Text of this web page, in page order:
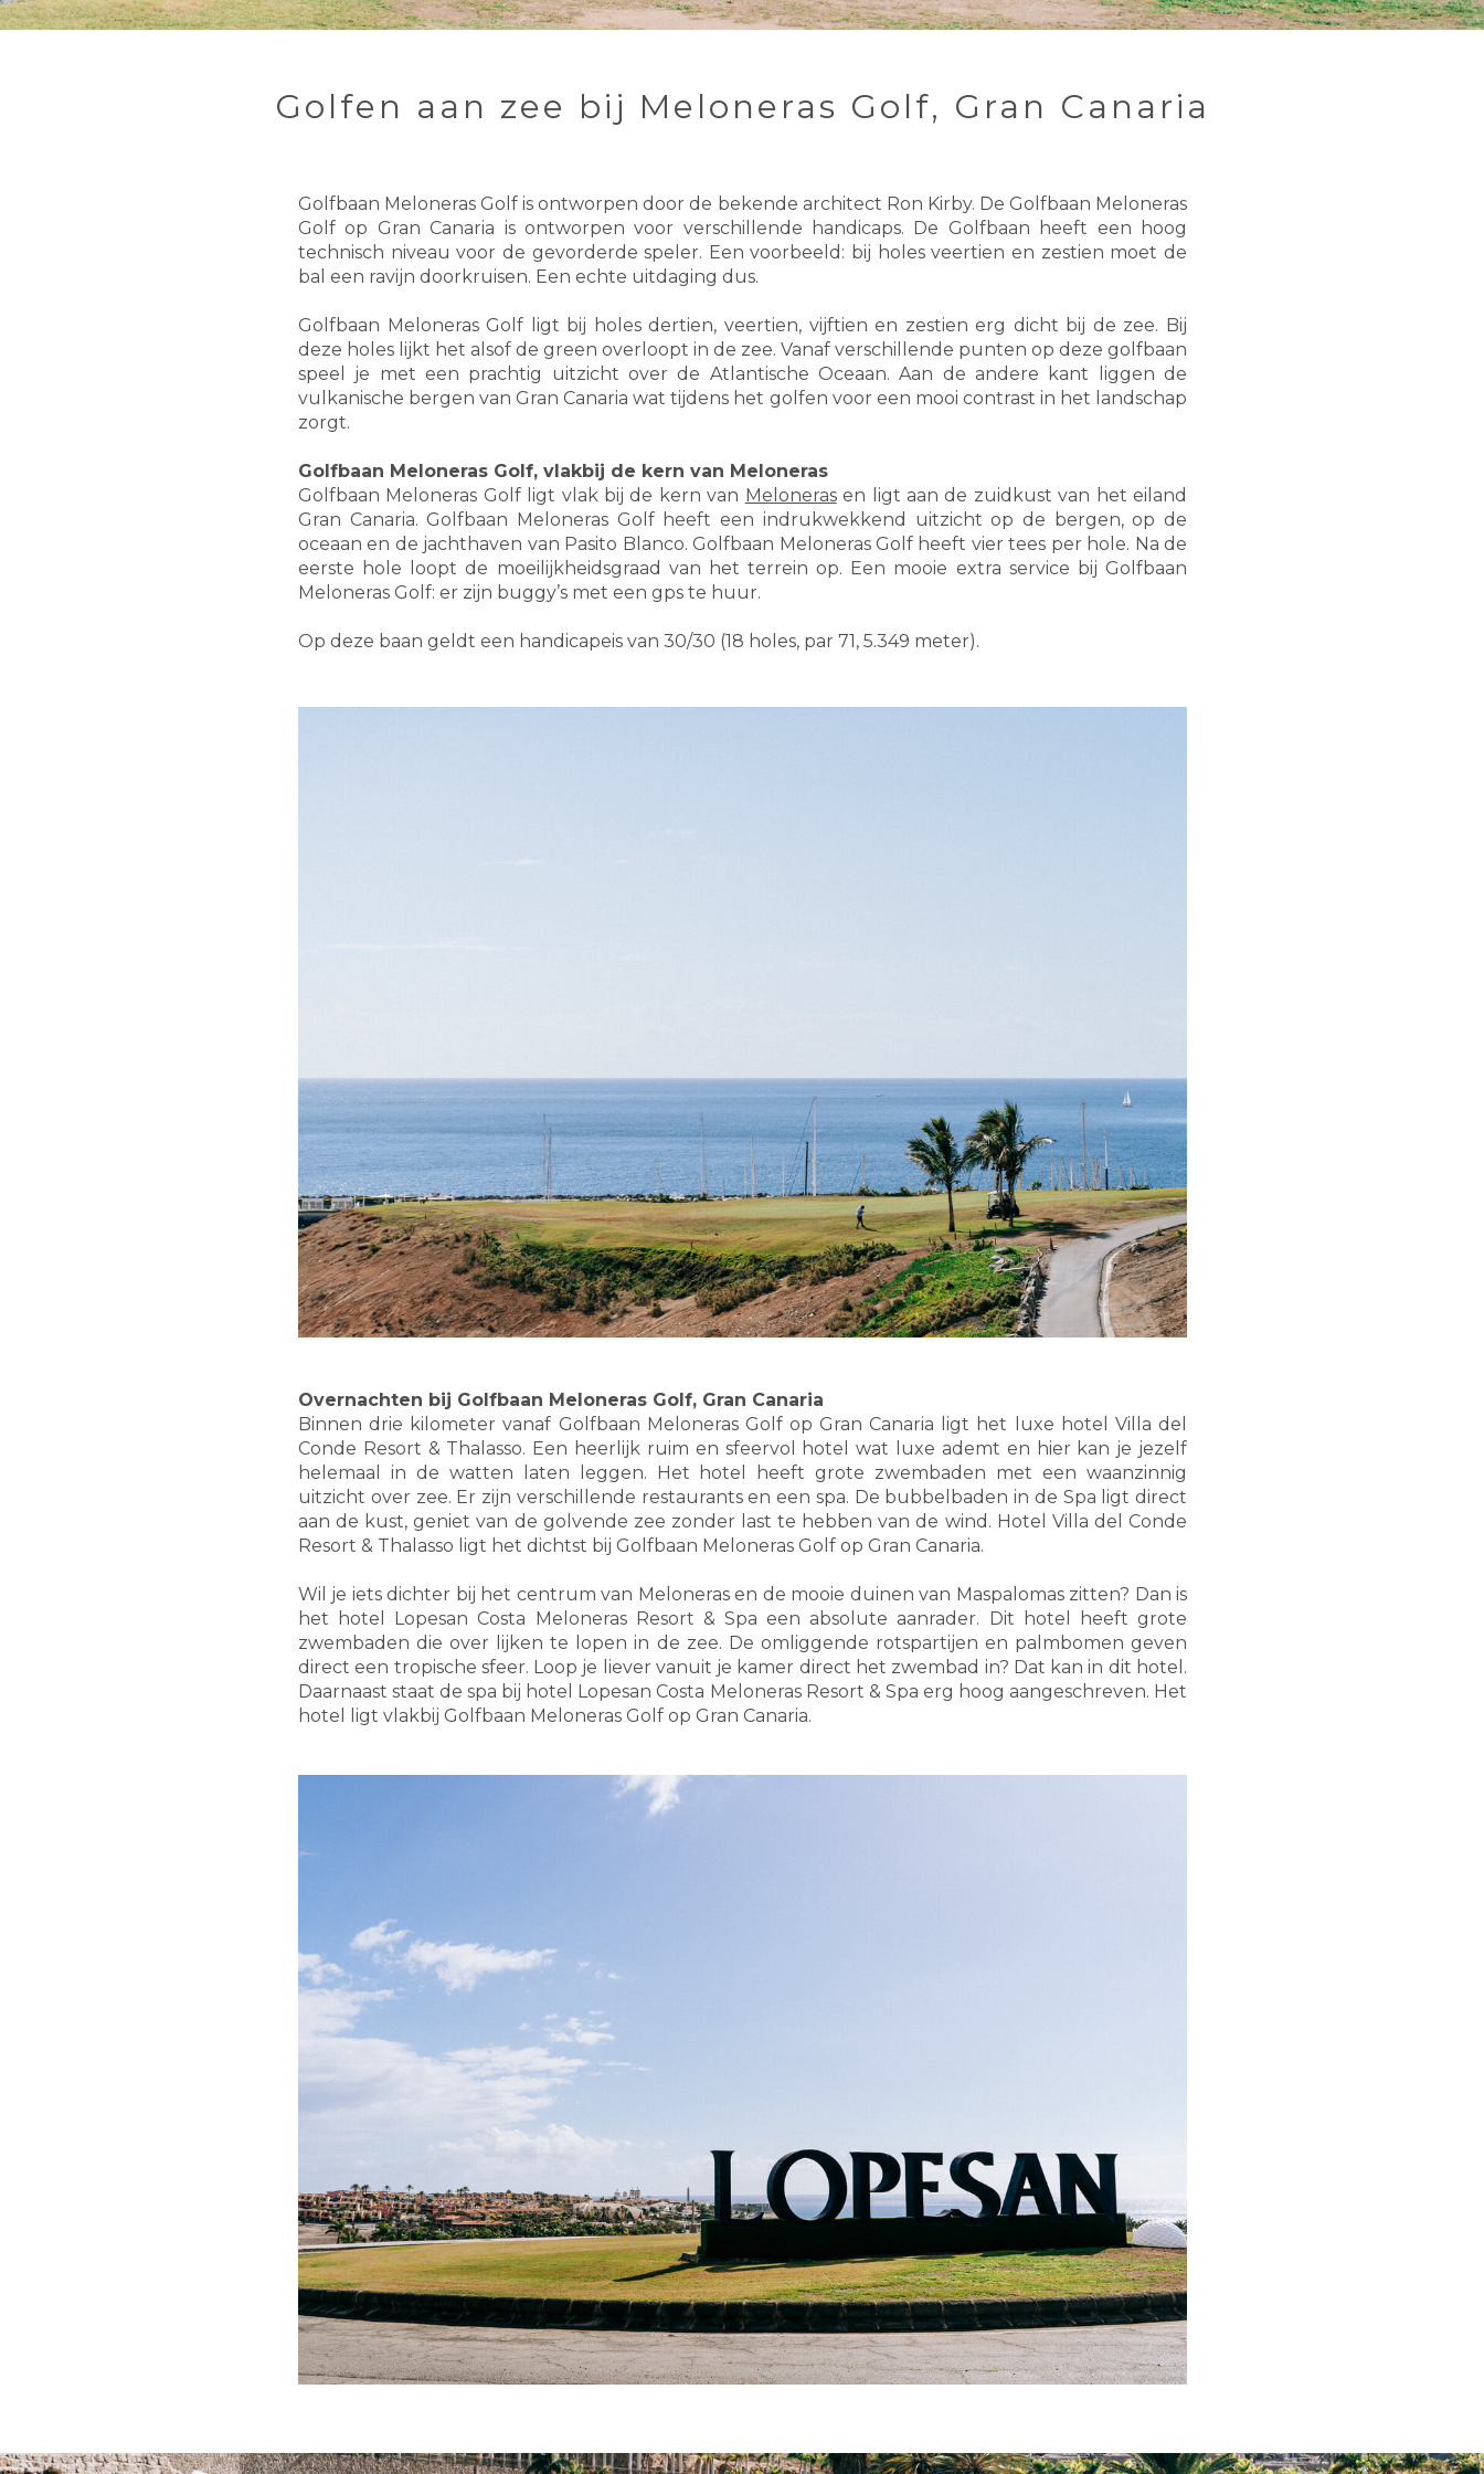
Golfbaan Meloneras Golf is ontworpen door de bekende architect Ron Kirby. De Golfbaan Meloneras
Golf op Gran Canaria is ontworpen voor verschillende handicaps. De Golfbaan heeft een hoog
technisch niveau voor de gevorderde speler. Een voorbeeld: bij holes veertien en zestien moet de
bal een ravijn doorkruisen. Een echte uitdaging dus.
Golfbaan Meloneras Golf ligt bij holes dertien, veertien, vijftien en zestien erg dicht bij de zee. Bij
deze holes lijkt het alsof de green overloopt in de zee. Vanaf verschillende punten op deze golfbaan
speel je met een prachtig uitzicht over de Atlantische Oceaan. Aan de andere kant liggen de
vulkanische bergen van Gran Canaria wat tijdens het golfen voor een mooi contrast in het landschap
zorgt.
Golfbaan Meloneras Golf, vlakbij de kern van Meloneras
Golfbaan Meloneras Golf ligt vlak bij de kern van Melonerasen ligt aan de zuidkust van het eiland
Gran Canaria. Golfbaan Meloneras Golf heeft een indrukwekkend uitzicht op de bergen, op de
oceaan en de jachthaven van Pasito Blanco. Golfbaan Meloneras Golf heeft vier tees per hole. Na de
eerste hole loopt de moeilijkheidsgraad van het terrein op. Een mooie extra service bij Golfbaan
Meloneras Golf: er zijn buggy’s met een gps te huur.
Op deze baan geldt een handicapeis van 30/30 (18 holes, par 71, 5.349 meter).
Golfen aan zee bij Meloneras Golf, Gran Canaria
Overnachten bij Golfbaan Meloneras Golf, Gran Canaria
Binnen drie kilometer vanaf Golfbaan Meloneras Golf op Gran Canaria ligt het luxe hotel Villa del
Conde Resort & Thalasso. Een heerlijk ruim en sfeervol hotel wat luxe ademt en hier kan je jezelf
helemaal in de watten laten leggen. Het hotel heeft grote zwembaden met een waanzinnig
uitzicht over zee. Er zijn verschillende restaurants en een spa. De bubbelbaden in de Spa ligt direct
aan de kust, geniet van de golvende zee zonder last te hebben van de wind. Hotel Villa del Conde
Resort & Thalasso ligt het dichtst bij Golfbaan Meloneras Golf op Gran Canaria.
Wil je iets dichter bij het centrum van Meloneras en de mooie duinen van Maspalomas zitten? Dan is
het hotel Lopesan Costa Meloneras Resort & Spa een absolute aanrader. Dit hotel heeft grote
zwembaden die over lijken te lopen in de zee. De omliggende rotspartijen en palmbomen geven
direct een tropische sfeer. Loop je liever vanuit je kamer direct het zwembad in? Dat kan in dit hotel.
Daarnaast staat de spa bij hotel Lopesan Costa Meloneras Resort & Spa erg hoog aangeschreven. Het
hotel ligt vlakbij Golfbaan Meloneras Golf op Gran Canaria.